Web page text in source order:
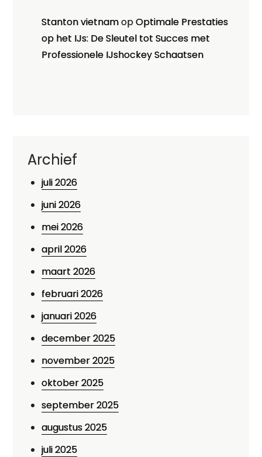
Stanton vietnamopOptimale Prestaties
op het IJs: De Sleutel tot Succes met
Professionele IJshockey Schaatsen
Archief
juli 2026
juni 2026
mei 2026
april 2026
maart 2026
februari 2026
januari 2026
december 2025
november 2025
oktober 2025
september 2025
augustus 2025
juli 2025